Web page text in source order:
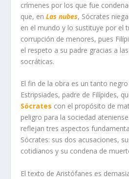
crímenes por los que fue
que, enLas nubes, Sócrates
en el mundo y lo sustituye por el
corrupción de menores, pues
el respeto a su padre gracias a
socráticas.
El fin de la obra es un tanto
Estripsiades, padre de Filípides,
Sócrates con el propósito de
peligro para la sociedad
reflejan tres aspectos
Sócrates: sus dos acusaciones,
cotidianos y su condena de
El texto de Aristófanes es